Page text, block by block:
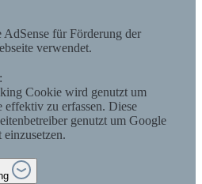
für Förderung der
verwendet.
Cookie wird genutzt um
effektiv zu erfassen. Diese
genutzt um Google